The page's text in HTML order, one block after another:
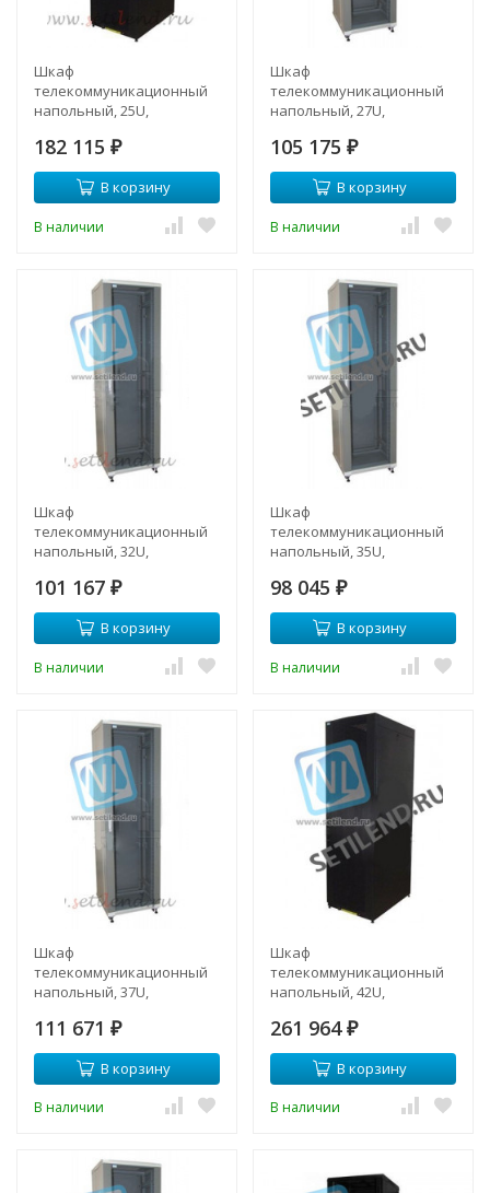
Шкаф
телекоммуникационный
напольный, 25U,
182 115 ₽
В корзину
В наличии
Шкаф
телекоммуникационный
напольный, 27U,
105 175 ₽
В корзину
В наличии
Шкаф
телекоммуникационный
напольный, 32U,
101 167 ₽
В корзину
В наличии
Шкаф
телекоммуникационный
напольный, 35U,
98 045 ₽
В корзину
В наличии
Шкаф
телекоммуникационный
напольный, 37U,
111 671 ₽
В корзину
В наличии
Шкаф
телекоммуникационный
напольный, 42U,
261 964 ₽
В корзину
В наличии